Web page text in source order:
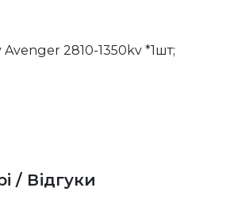
2810-1350kv *1шт;
/ Відгуки